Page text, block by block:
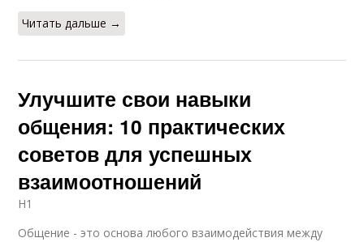
Читать дальше →
Улучшите свои навыки
общения: 10 практических
советов для успешных
взаимоотношений
H1
Общение - это основа любого взаимодействия между